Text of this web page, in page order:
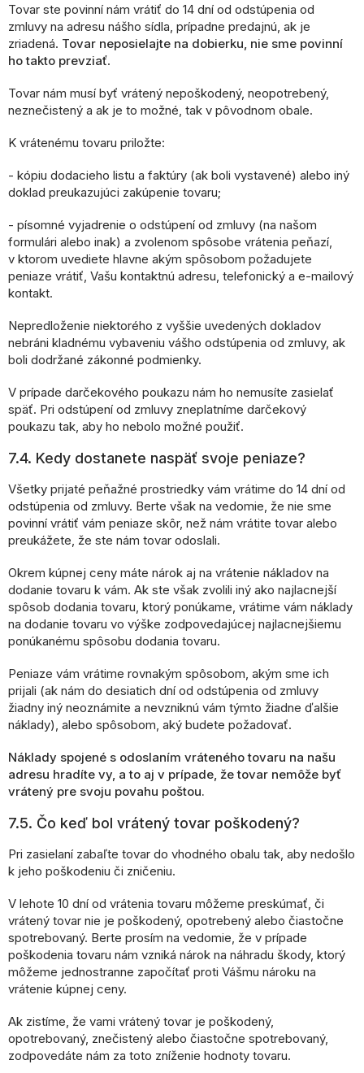
Tovar ste povinní nám vrátiť do 14 dní od odstúpenia od
zmluvy na adresu nášho sídla, prípadne predajnú, ak je
zriadená. Tovar neposielajte na dobierku, nie sme povinní
ho takto prevziať.
Tovar nám musí byť vrátený nepoškodený, neopotrebený,
neznečistený a ak je to možné, tak v pôvodnom obale.
K vrátenému tovaru priložte:
- kópiu dodacieho listu a faktúry (ak boli vystavené) alebo iný
doklad preukazujúci zakúpenie tovaru;
- písomné vyjadrenie o odstúpení od zmluvy (na našom
formulári alebo inak) a zvolenom spôsobe vrátenia peňazí,
v ktorom uvediete hlavne akým spôsobom požadujete
peniaze vrátiť, Vašu kontaktnú adresu, telefonický a e-mailový
kontakt.
Nepredloženie niektorého z vyššie uvedených dokladov
nebráni kladnému vybaveniu vášho odstúpenia od zmluvy, ak
boli dodržané zákonné podmienky.
V prípade darčekového poukazu nám ho nemusíte zasielať
späť. Pri odstúpení od zmluvy zneplatníme darčekový
poukazu tak, aby ho nebolo možné použiť.
7.4. Kedy dostanete naspäť svoje peniaze?
Všetky prijaté peňažné prostriedky vám vrátime do 14 dní od
odstúpenia od zmluvy. Berte však na vedomie, že nie sme
povinní vrátiť vám peniaze skôr, než nám vrátite tovar alebo
preukážete, že ste nám tovar odoslali.
Okrem kúpnej ceny máte nárok aj na vrátenie nákladov na
dodanie tovaru k vám. Ak ste však zvolili iný ako najlacnejší
spôsob dodania tovaru, ktorý ponúkame, vrátime vám náklady
na dodanie tovaru vo výške zodpovedajúcej najlacnejšiemu
ponúkanému spôsobu dodania tovaru.
Peniaze vám vrátime rovnakým spôsobom, akým sme ich
prijali (ak nám do desiatich dní od odstúpenia od zmluvy
žiadny iný neoznámite a nevzniknú vám týmto žiadne ďalšie
náklady), alebo spôsobom, aký budete požadovať.
Náklady spojené s odoslaním vráteného tovaru na našu
adresu hradíte vy, a to aj v prípade, že tovar nemôže byť
vrátený pre svoju povahu poštou.
7.5. Čo keď bol vrátený tovar poškodený?
Pri zasielaní zabaľte tovar do vhodného obalu tak, aby nedošlo
k jeho poškodeniu či zničeniu.
V lehote 10 dní od vrátenia tovaru môžeme preskúmať, či
vrátený tovar nie je poškodený, opotrebený alebo čiastočne
spotrebovaný. Berte prosím na vedomie, že v prípade
poškodenia tovaru nám vzniká nárok na náhradu škody, ktorý
môžeme jednostranne započítať proti Vášmu nároku na
vrátenie kúpnej ceny.
Ak zistíme, že vami vrátený tovar je poškodený,
opotrebovaný, znečistený alebo čiastočne spotrebovaný,
zodpovedáte nám za toto zníženie hodnoty tovaru.